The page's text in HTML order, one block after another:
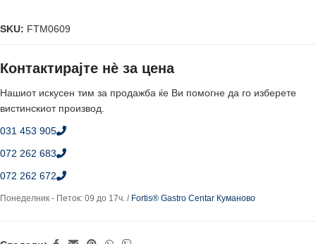
SKU: FTM0609
Контактирајте нè за цена
Нашиот искусен тим за продажба ќе Ви помогне да го изберете
вистинскиот производ.
031 453 905
072 262 683
072 262 672
Понеделник - Петок: 09 до 17ч. / Fortis® Gastro Centar Куманово